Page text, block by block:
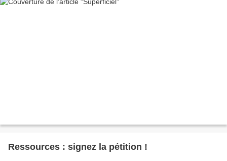
Ressources : signez la pétition !